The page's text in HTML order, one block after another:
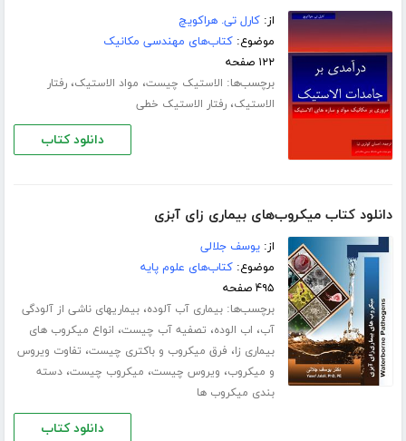
از:کارل تی. هراکویچ
موضوع:کتاب‌های مهندسی مکانیک
۱۲۲ صفحه
برچسب‌ها: الاستیک چیست، مواد الاستیک،رفتار
الاستیک،رفتار الاستیک خطی
دانلود کتاب
دانلود کتاب میکروب‌های بیماری زای آبزی
از:یوسف جلالی
موضوع:کتاب‌های علوم پایه
۴۹۵ صفحه
برچسب‌ها:بیماری آب آلوده،بیماریهای ناشی از آلودگی
آب، اب الوده، تصفیه آب چیست، انواع میکروب های
بیماری زا، فرق میکروب و باکتری چیست، تفاوت ویروس
و میکروب، ویروس چیست، میکروب چیست،دسته
بندی میکروب ها
دانلود کتاب